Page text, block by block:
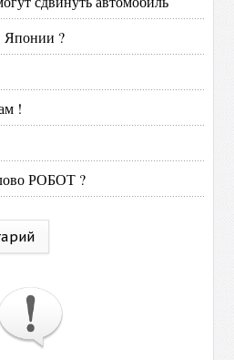
Японии ?
!
РОБОТ ?